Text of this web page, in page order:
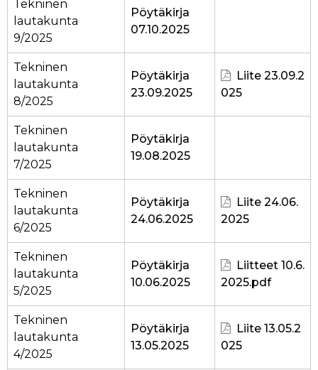
Tekninen
lautakunta
9/2025
Pöytäkirja
07.10.2025
Tekninen
lautakunta
8/2025
Pöytäkirja
23.09.2025
Liite 23.09.2
025
Tekninen
lautakunta
7/2025
Pöytäkirja
19.08.2025
Tekninen
lautakunta
6/2025
Pöytäkirja
24.06.2025
Liite 24.06.
2025
Tekninen
lautakunta
5/2025
Pöytäkirja
10.06.2025
Liitteet 10.6.
2025.pdf
Tekninen
lautakunta
4/2025
Pöytäkirja
13.05.2025
Liite 13.05.2
025